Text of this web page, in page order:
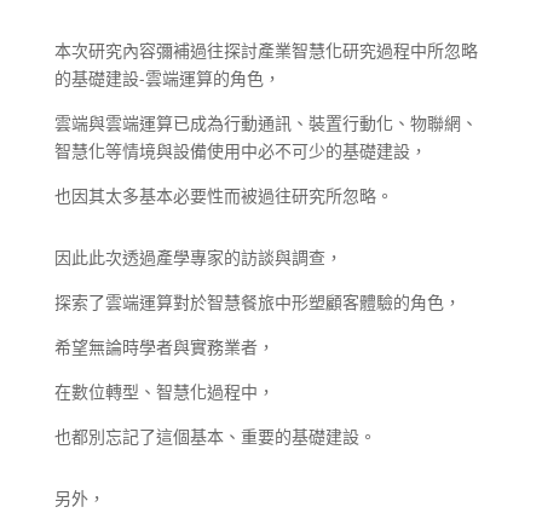
本次研究內容彌補過往探討產業智慧化研究過程中所忽略
的基礎建設-雲端運算的角色，
雲端與雲端運算已成為行動通訊、裝置行動化、物聯網、
智慧化等情境與設備使用中必不可少的基礎建設，
也因其太多基本必要性而被過往研究所忽略。
因此此次透過產學專家的訪談與調查，
探索了雲端運算對於智慧餐旅中形塑顧客體驗的角色，
希望無論時學者與實務業者，
在數位轉型、智慧化過程中，
也都別忘記了這個基本、重要的基礎建設。
另外，